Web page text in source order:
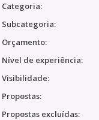
Categoria:
Subcategoria:
Orçamento:
Nível de experiência:
Visibilidade:
Propostas:
Propostas excluídas: